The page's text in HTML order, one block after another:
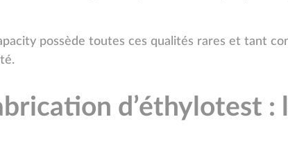
possède toutes ces qualités rares et tant
d’éthylotest :